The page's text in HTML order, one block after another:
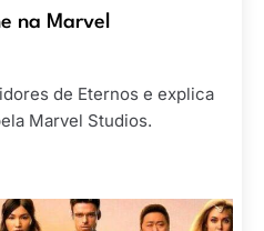
na Marvel
de Eternos e explica
Marvel Studios.